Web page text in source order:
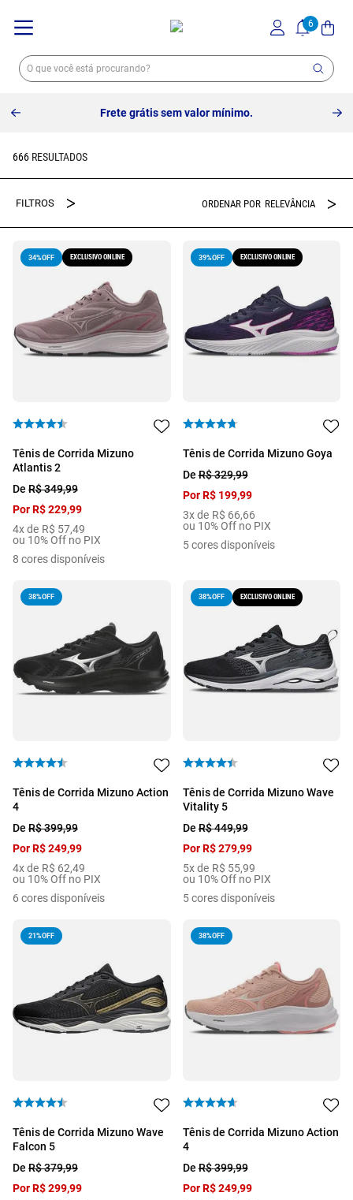
Frete grátis sem valor mínimo.
666
RELEVÂNCIA
34%OFF EXCLUSIVO ONLINE
Tênis de Corrida Mizuno
Atlantis 2
De R$349,99
PorR$229,99
4x de R$ 57,49
ou 10% Off no PIX
8 cores disponíveis
39%OFF EXCLUSIVO ONLINE
Tênis de Corrida Mizuno Goya
DeR$329,99
PorR$ 199,99
3x de R$ 66,66
ou 10% Off no PIX
5 cores disponíveis
38%OFF
Tênis de Corrida Mizuno Action
4
De R$399,99
PorR$249,99
4x de R$ 62,49
ou 10% Off no PIX
6 cores disponíveis
38%OFF EXCLUSIVO ONLINE
Tênis de Corrida Mizuno Wave
Vitality 5
DeR$449,99
PorR$ 279,99
5x de R$ 55,99
ou 10% Off no PIX
5 cores disponíveis
21%OFF
Tênis de Corrida Mizuno Wave
Falcon 5
De R$379,99
PorR$299,99
38%OFF
Tênis de Corrida Mizuno Action
4
DeR$399,99
PorR$ 249,99